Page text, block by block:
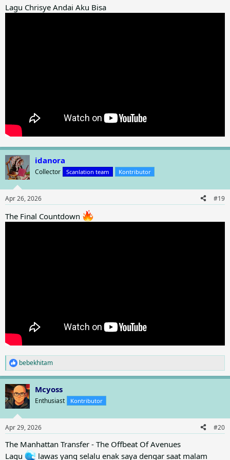
Lagu Chrisye Andai Aku Bisa
idanora
Collector Scanlation team Kontributor
Apr 26, 2026 #19
The Final Countdown
R
e
a
c
t
i
s
:
bebekhitam
Mcyoss
Enthusiast Kontributor
Apr 29, 2026 #20
The Manhattan Transfer - The Offbeat Of Avenues
Lagu
lawas yang selalu enak saya dengar saat malam